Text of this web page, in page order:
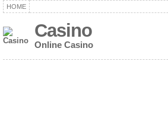
HOME
Casino
Online Casino